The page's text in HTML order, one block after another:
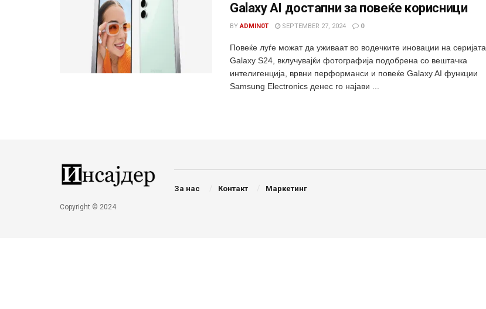
Galaxy AI достапни за повеќе корисници
BY ADMIN0T SEPTEMBER 27, 2024 0
Повеќе луѓе можат да уживаат во водечките иновации на серијата
Galaxy S24, вклучувајќи фотографија подобрена со вештачка
интелигенција, врвни перформанси и повеќе Galaxy AI функции
Samsung Electronics денес го најави ...
Copyright © 2024
За нас Контакт Маркетинг